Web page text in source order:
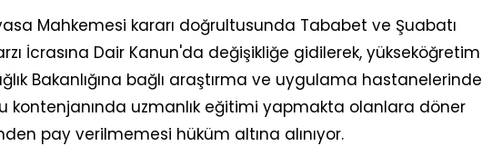
Mahkemesi kararı doğrultusunda Tababet ve Şuabatı
İcrasına Dair Kanun'da değişikliğe gidilerek, yükseköğretim
Bakanlığına bağlı araştırma ve uygulama hastanelerinde
kontenjanında uzmanlık eğitimi yapmakta olanlara döner
pay verilmemesi hüküm altına alınıyor.